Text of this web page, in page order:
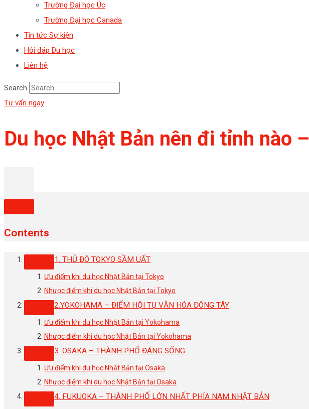
Trường Đại học Úc
Trường Đại học Canada
Tin tức Sự kiện
Hỏi đáp Du học
Liên hệ
Search
Tư vấn ngay
Du học Nhật Bản nên đi tỉnh nào
Contents
1. THỦ ĐÔ TOKYO SẦM UẤT
Ưu điểm khi du học Nhật Bản tại Tokyo
Nhược điểm khi du học Nhật Bản tại Tokyo
2.YOKOHAMA – ĐIỂM HỘI TỤ VĂN HÓA ĐÔNG TÂY
Ưu điểm khi du học Nhật Bản tại Yokohama
Nhược điểm khi du học Nhật Bản tại Yokohama
3. OSAKA – THÀNH PHỐ ĐÁNG SỐNG
Ưu điểm khi du học Nhật Bản tại Osaka
Nhược điểm khi du học Nhật Bản tại Osaka
4. FUKUOKA – THÀNH PHỐ LỚN NHẤT PHÍA NAM NHẬT BẢN